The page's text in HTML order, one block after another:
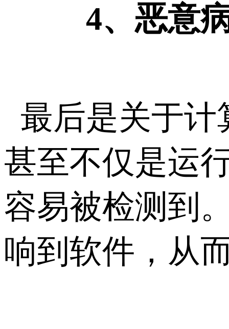
4、恶意病
最后是关于计
甚至不仅是运
容易被检测到
响到软件，从